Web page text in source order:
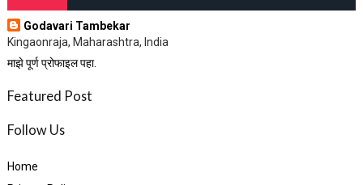
Godavari Tambekar
Kingaonraja, Maharashtra, India
माझे पूर्ण प्रोफाइल पहा.
Featured Post
Follow Us
Home